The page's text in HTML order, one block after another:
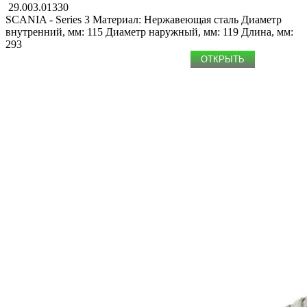
29.003.01330
SCANIA - Series 3 Материал: Нержавеющая сталь Диаметр
внутренний, мм: 115 Диаметр наружный, мм: 119 Длина, мм:
293
ОТКРЫТЬ